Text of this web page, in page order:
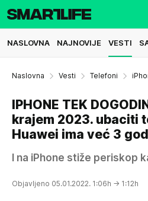
NASLOVNA NAJNOVIJE VESTI
Naslovna Vesti Telefoni
IPHONE TEK
krajem 2023. ubaciti
Huawei ima već 3
I na iPhone stiže periskop
Objavljeno 05.01.2022. 1:06h → 1:12h